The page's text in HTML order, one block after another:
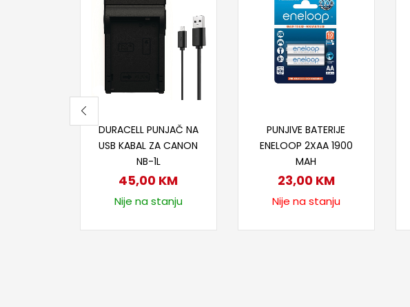
DURACELL PUNJAČ NA
USB KABAL ZA CANON
NB-1L
45,00 KM
Nije na stanju
PUNJIVE BATERIJE
ENELOOP 2XAA 1900
MAH
23,00 KM
Nije na stanju